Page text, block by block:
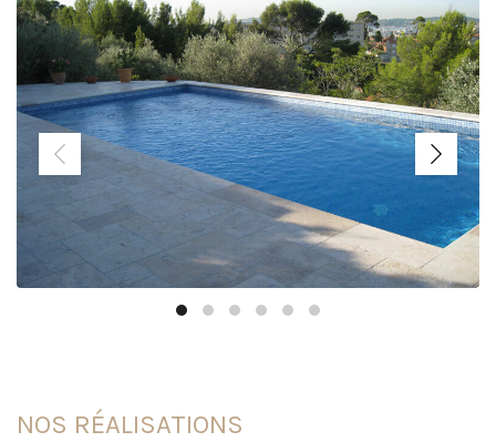
NOS RÉALISATIONS